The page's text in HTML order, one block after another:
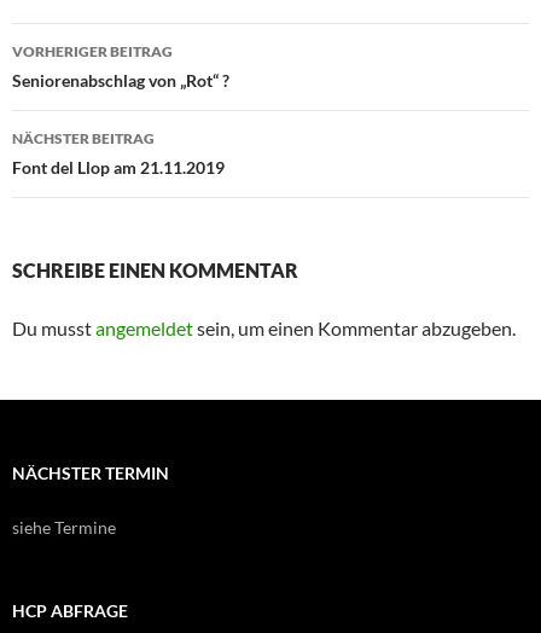
Beitragsnavigation
VORHERIGER BEITRAG
Seniorenabschlag von „Rot“ ?
NÄCHSTER BEITRAG
Font del Llop am 21.11.2019
SCHREIBE EINEN KOMMENTAR
Du musstangemeldetsein, um einen Kommentar abzugeben.
NÄCHSTER TERMIN
siehe Termine
HCP ABFRAGE